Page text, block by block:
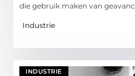
die gebruik maken van
Industrie
INDUSTRIE